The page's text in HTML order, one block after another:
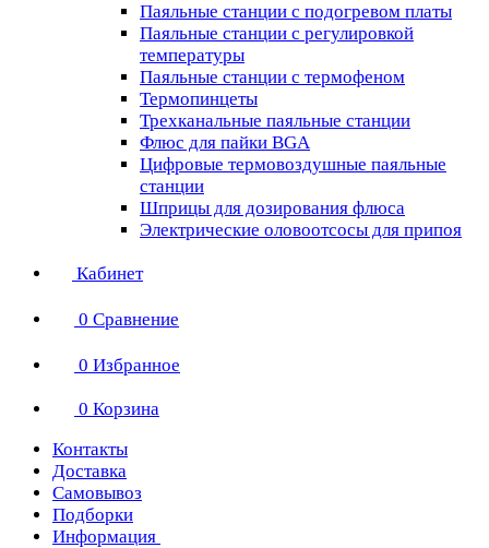
Паяльные станции с подогревом платы
Паяльные станции с регулировкой
температуры
Паяльные станции с термофеном
Термопинцеты
Трехканальные паяльные станции
Флюс для пайки BGA
Цифровые термовоздушные паяльные
станции
Шприцы для дозирования флюса
Электрические оловоотсосы для припоя
Кабинет
0 Сравнение
0 Избранное
0 Корзина
Контакты
Доставка
Самовывоз
Подборки
Информация